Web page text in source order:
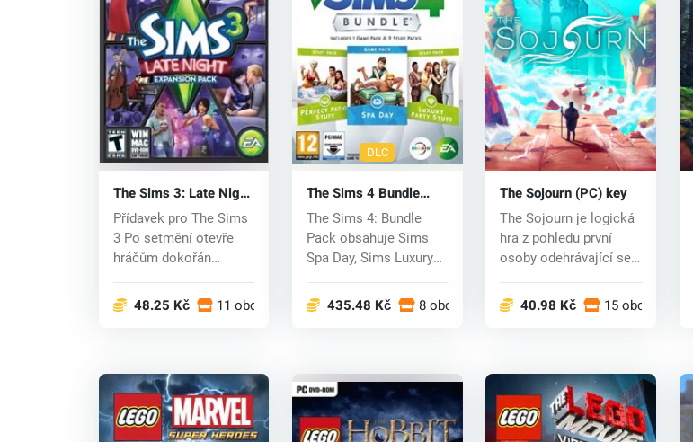
The Sims 3: Late Night
(PC) CD key
Přídavek pro The Sims
3 Po setmění otevře
hráčům dokořán
48.25 Kč 11 obchodech
DLC
The Sims 4 Bundle
Pack DLC (PC)CD key
The Sims 4: Bundle
Pack obsahuje Sims
Spa Day, Sims Luxury
435.48 Kč 8 obchodech
The Sojourn (PC) key
The Sojourn je logická
hra z pohledu první
osoby odehrávající se v
40.98 Kč 15 obchodech